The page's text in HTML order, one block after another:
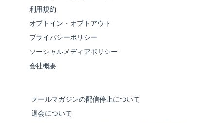
利用規約
オプトイン・オプトアウト
プライバシーポリシー
ソーシャルメディアポリシー
会社概要
メールマガジンの配信停止について
退会について